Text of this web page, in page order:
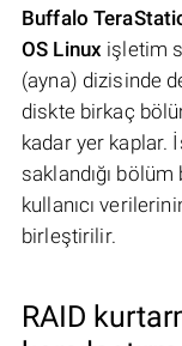
Buffalo
OS Linux işletim
(ayna) dizisinde
diskte birkaç
kadar yer kaplar.
saklandığı
kullanıcı
birleştirilir.
RAID